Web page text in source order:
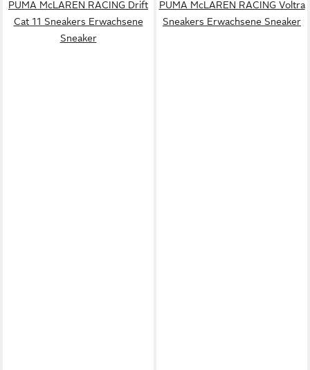
PUMA McLAREN RACING Drift
Cat 11 Sneakers Erwachsene
Sneaker
PUMA McLAREN RACING Voltra
Sneakers Erwachsene Sneaker